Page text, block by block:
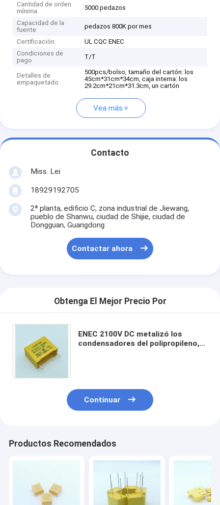
Cantidad de orden
mínima
5000 pedazos
Capacidad de la
fuente
pedazos 800K por mes
Certificación
UL CQC ENEC
Condiciones de
pago
T/T
Detalles de
empaquetado
500pcs/bolso, tamaño del cartón: los
45cm*31cm*34cm, caja interna: los
29.2cm*21cm*31.3cm, un cartón
Vea más
Contacto
Miss. Lei
18929192705
2ª planta, edificio C, zona industrial de Jiewang,
pueblo de Shanwu, ciudad de Shijie, ciudad de
Dongguan, Guangdong
Contactar ahora
Obtenga El Mejor Precio Por
ENEC 2100V DC metalizó los
condensadores del polipropileno,
Continuar
Productos Recomendados